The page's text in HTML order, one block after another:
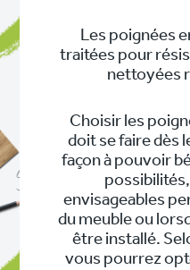
Les poignées
traitées pour
nettoyées
Choisir les
doit se faire dès
façon à pouvoir
envisageables
du meuble ou
être installé.
vous pourrez